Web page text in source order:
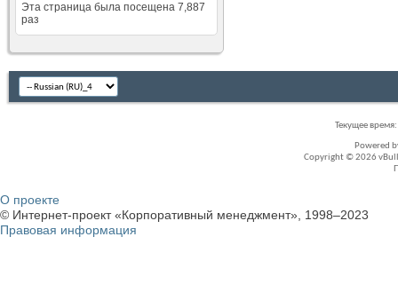
Эта страница была посещена 7,887
раз
Текущее время:
Powered
Copyright © 2026
О проекте
© Интернет-проект «Корпоративный менеджмент», 1998–2023
Правовая информация